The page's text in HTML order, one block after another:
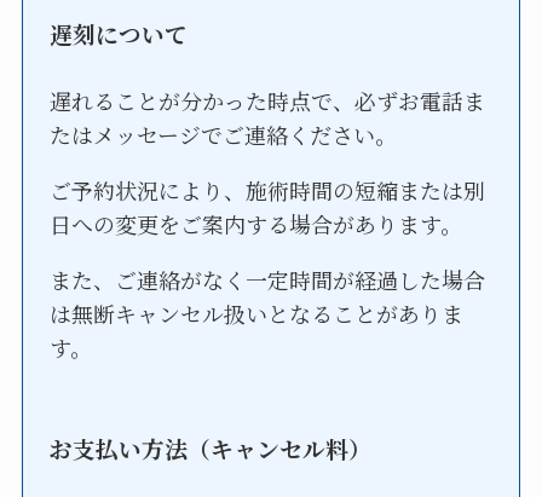
遅刻について
遅れることが分かった時点で、必ずお電話ま
たはメッセージでご連絡ください。
ご予約状況により、施術時間の短縮または別
日への変更をご案内する場合があります。
また、ご連絡がなく一定時間が経過した場合
は無断キャンセル扱いとなることがありま
す。
お支払い方法（キャンセル料）